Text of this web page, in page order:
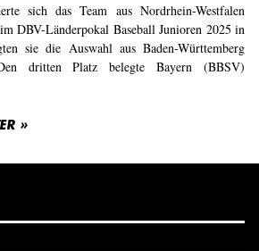
sich das Team aus Nordrhein-Westfalen
DBV-Länderpokal Baseball Junioren 2025 in
sie die Auswahl aus Baden-Württemberg
dritten Platz belegte Bayern (BBSV)
»